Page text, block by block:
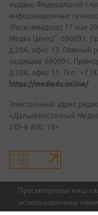
Просматривая наш
использованием нами
выдано Федеральной
информационных
(Роскомнадзор) 17 мая
Медиа Центр". 690091,
д.20А, офис 13. Главный
редакции: 690091,
д.20А, офис 13. Тел.: +7
https://mediadv.online/
Электронный адрес
«Дальневосточный
249-8-800. 18+